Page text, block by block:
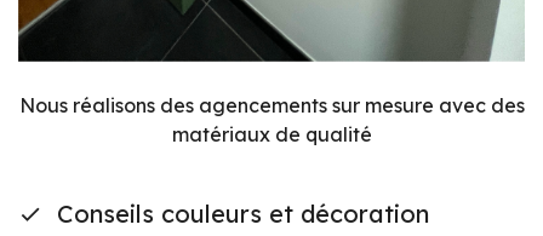
Nous réalisons des agencements sur mesure avec des
matériaux de qualité
Conseils couleurs et décoration